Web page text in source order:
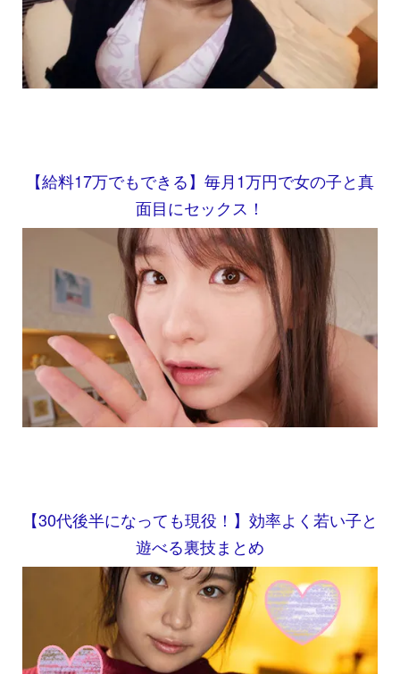
【給料17万でもできる】毎月1万円で女の子と真
面目にセックス！
【30代後半になっても現役！】効率よく若い子と
遊べる裏技まとめ